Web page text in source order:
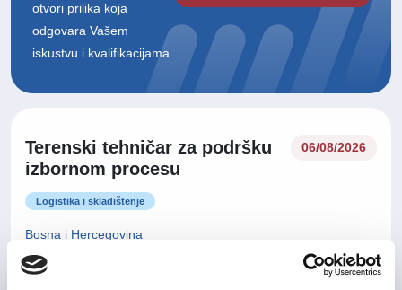
otvori prilika koja
odgovara Vašem
iskustvu i kvalifikacijama.
Terenski tehničar za podršku
izbornom procesu
06/08/2026
Logistika i skladištenje
Bosna i Hercegovina